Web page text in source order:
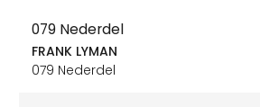
079 Nederdel
FRANK LYMAN
079 Nederdel